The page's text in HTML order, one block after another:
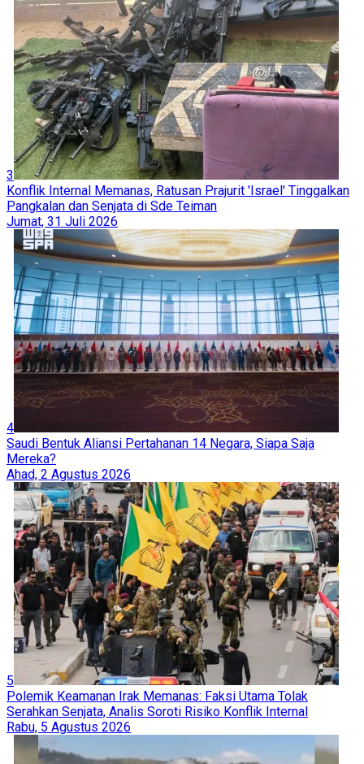
3
Konflik Internal Memanas, Ratusan Prajurit 'Israel' Tinggalkan
Pangkalan dan Senjata di Sde Teiman
Jumat, 31 Juli 2026
4
Saudi Bentuk Aliansi Pertahanan 14 Negara, Siapa Saja
Mereka?
Ahad, 2 Agustus 2026
5
Polemik Keamanan Irak Memanas: Faksi Utama Tolak
Serahkan Senjata, Analis Soroti Risiko Konflik Internal
Rabu, 5 Agustus 2026